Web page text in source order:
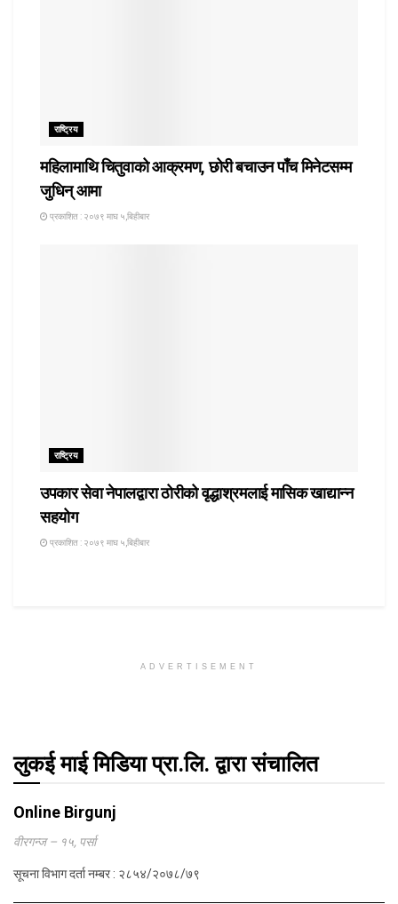
राष्ट्रिय
महिलामाथि चितुवाको आक्रमण, छोरी बचाउन पाँच मिनेटसम्म
जुधिन् आमा
प्रकाशित : २०७९ माघ ५,बिहीबार
राष्ट्रिय
उपकार सेवा नेपालद्वारा ठोरीको वृद्धाश्रमलाई मासिक खाद्यान्न
सहयोग
प्रकाशित : २०७९ माघ ५,बिहीबार
ADVERTISEMENT
लुकई माई मिडिया प्रा.लि. द्वारा संचालित
Online Birgunj
वीरगन्ज – १५, पर्सा
सूचना विभाग दर्ता नम्बर : २८५४/२०७८/७९